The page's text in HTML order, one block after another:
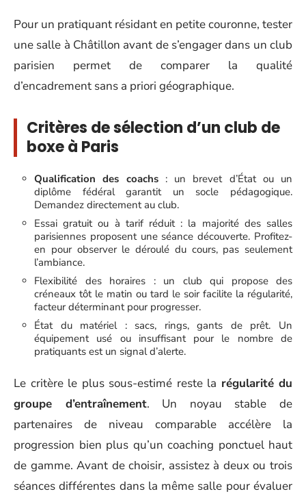
Pour un pratiquant résidant en petite couronne, tester
une salle à Châtillon avant de s’engager dans un club
parisien permet de comparer la qualité
d’encadrement sans a priori géographique.
Critères de sélection d’un club de
boxe à Paris
Qualification des coachs: un brevet d’État ou un
diplôme fédéral garantit un socle pédagogique.
Demandez directement au club.
Essai gratuit ou à tarif réduit : la majorité des salles
parisiennes proposent une séance découverte. Profitez-
en pour observer le déroulé du cours, pas seulement
l’ambiance.
Flexibilité des horaires : un club qui propose des
créneaux tôt le matin ou tard le soir facilite la régularité,
facteur déterminant pour progresser.
État du matériel : sacs, rings, gants de prêt. Un
équipement usé ou insuffisant pour le nombre de
pratiquants est un signal d’alerte.
Le critère le plus sous-estimé reste la régularité du
groupe d’entraînement. Un noyau stable de
partenaires de niveau comparable accélère la
progression bien plus qu’un coaching ponctuel haut
de gamme. Avant de choisir, assistez à deux ou trois
séances différentes dans la même salle pour évaluer